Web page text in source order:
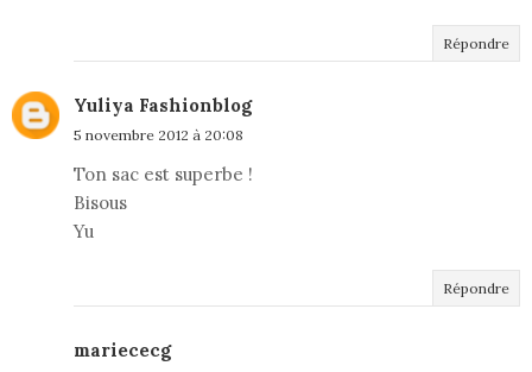
Répondre
Yuliya Fashionblog
5 novembre 2012 à 20:08
Ton sac est superbe !
Bisous
Yu
Répondre
mariececg